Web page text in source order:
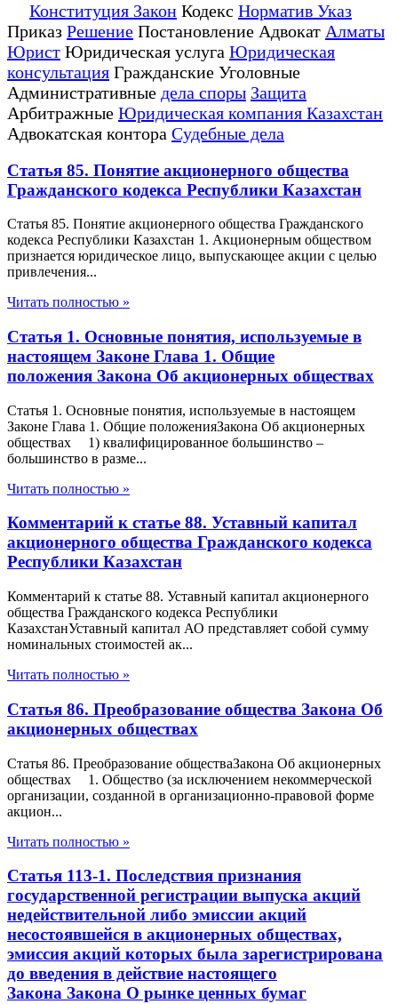
Конституция Закон Кодекс Норматив Указ
Приказ Решение Постановление Адвокат Алматы
Юрист Юридическая услуга Юридическая
консультация Гражданские Уголовные
Административные дела споры Защита
Арбитражные Юридическая компания Казахстан
Адвокатская контора Судебные дела
Статья 85. Понятие акционерного общества
Гражданского кодекса Республики Казахстан
Статья 85. Понятие акционерного общества Гражданского
кодекса Республики Казахстан 1. Акционерным обществом
признается юридическое лицо, выпускающее акции с целью
привлечения...
Читать полностью »
Статья 1. Основные понятия, используемые в
настоящем Законе Глава 1. Общие
положения Закона Об акционерных обществах
Статья 1. Основные понятия, используемые в настоящем
Законе Глава 1. Общие положенияЗакона Об акционерных
обществах 1) квалифицированное большинство –
большинство в разме...
Читать полностью »
Комментарий к статье 88. Уставный капитал
акционерного общества Гражданского кодекса
Республики Казахстан
Комментарий к статье 88. Уставный капитал акционерного
общества Гражданского кодекса Республики
КазахстанУставный капитал АО представляет собой сумму
номинальных стоимостей ак...
Читать полностью »
Статья 86. Преобразование общества Закона Об
акционерных обществах
Статья 86. Преобразование обществаЗакона Об акционерных
обществах 1. Общество (за исключением некоммерческой
организации, созданной в организационно-правовой форме
акцион...
Читать полностью »
Статья 113-1. Последствия признания
государственной регистрации выпуска акций
недействительной либо эмиссии акций
несостоявшейся в акционерных обществах,
эмиссия акций которых была зарегистрирована
до введения в действие настоящего
Закона Закона О рынке ценных бумаг